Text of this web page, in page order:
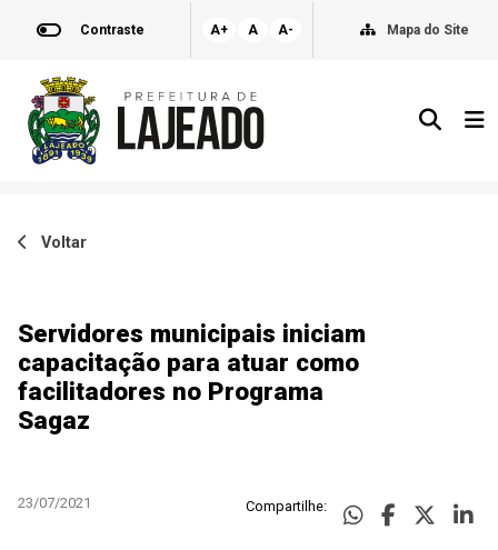
Contraste A+ A A- Mapa do Site
Voltar
Servidores municipais iniciam
capacitação para atuar como
facilitadores no Programa
Sagaz
23/07/2021 Compartilhe: